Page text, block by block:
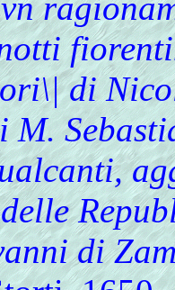
di
di